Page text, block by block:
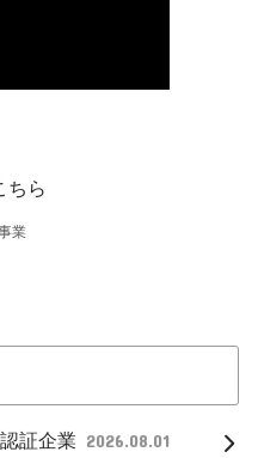
ちら
証企業 2026.08.01